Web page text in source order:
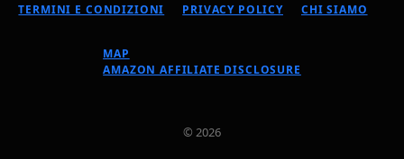
TERMINI E CONDIZIONI PRIVACY POLICY CHI SIAMO
MAP
AMAZON AFFILIATE DISCLOSURE
© 2026